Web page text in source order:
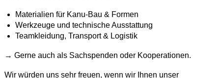
Materialien für Kanu-Bau & Formen
Werkzeuge und technische Ausstattung
Teamkleidung, Transport & Logistik
→ Gerne auch als Sachspenden oder Kooperationen.
Wir würden uns sehr freuen, wenn wir Ihnen unser